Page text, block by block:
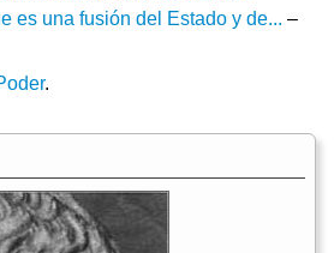
es una fusión del Estado y de... –
.